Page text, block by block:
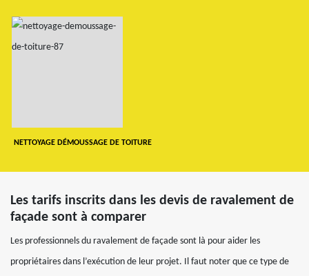
NETTOYAGE DÉMOUSSAGE DE TOITURE
Les tarifs inscrits dans les devis de ravalement de
façade sont à comparer
Les professionnels du ravalement de façade sont là pour aider les
propriétaires dans l’exécution de leur projet. Il faut noter que ce type de